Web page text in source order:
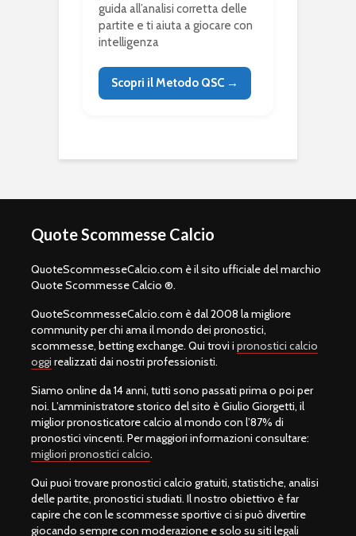
guida all’analisi corretta delle
partite e ti aiuta a giocare con
intelligenza
Scopri il Metodo QSC →
Quote Scommesse Calcio
QuoteScommesseCalcio.com è il sito ufficiale del marchio
Quote Scommesse Calcio ®.
QuoteScommesseCalcio.com è dal 2008 la migliore
community per chi ama il mondo dei pronostici,
scommesse, betting exchange. Qui trovi i pronostici calcio
oggi realizzati dai nostri professionisti.
Siamo online da 14 anni, tutti sono passati prima o poi per
noi. L’amministratore storico del sito è Giulio Giorgetti, il
miglior pronosticatore calcio al mondo con l’87% di
pronostici vincenti. Per maggiori informazioni consultare:
migliori pronostici calcio.
Qui puoi trovare pronostici calcio gratuiti, statistiche, analisi
delle partite, pronostici studiati. Il nostro obiettivo è far
capire che con le scommesse sportive ci si può divertire
giocando sempre con moderazione e solo su siti legali